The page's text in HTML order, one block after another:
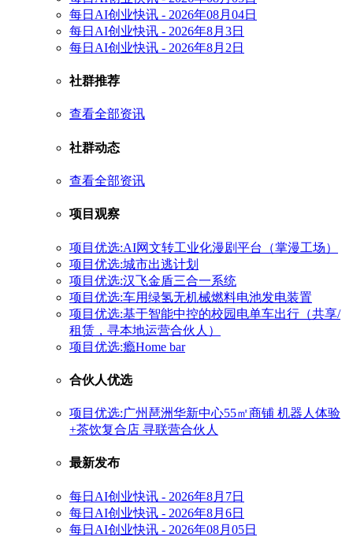
每日AI创业快讯 - 2026年08月04日
每日AI创业快讯 - 2026年8月3日
每日AI创业快讯 - 2026年8月2日
社群推荐
查看全部资讯
社群动态
查看全部资讯
项目观察
项目优选:AI网文转工业化漫剧平台（掌漫工场）
项目优选:城市出逃计划
项目优选:汉飞金盾三合一系统
项目优选:车用绿氢无机械燃料电池发电装置
项目优选:基于智能中控的校园电单车出行（共享/
租赁，寻本地运营合伙人）
项目优选:瘾Home bar
合伙人优选
项目优选:广州琶洲华新中心55㎡商铺 机器人体验
+茶饮复合店 寻联营合伙人
最新发布
每日AI创业快讯 - 2026年8月7日
每日AI创业快讯 - 2026年8月6日
每日AI创业快讯 - 2026年08月05日